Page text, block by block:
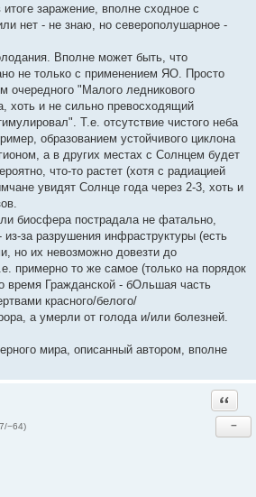
заражение, вполне сходное с
нет - не знаю, но северополушарное -
Вполне может быть, что
не только с применением ЯО. Просто
очередного "Малого ледникового
хоть и не сильно превосходящий
Т.е. отсутствие чистого неба
образованием устойчивого циклона
а в других местах с Солнцем будет
что-то растет (хотя с радиацией
увидят Солнце года через 2-3, хоть и
биосфера пострадала не фатально,
из-за разрушения инфраструктуры (есть
но их невозможно довезти до
примерно то же самое (только на порядок
время Гражданской - бОльшая часть
красного/белого/
а умерли от голода и/или болезней.
мира, описанный автором, вполне
−64)
−